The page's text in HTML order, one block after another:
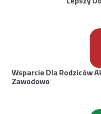
Wsparcie Dla Rodziców
Zawodowo